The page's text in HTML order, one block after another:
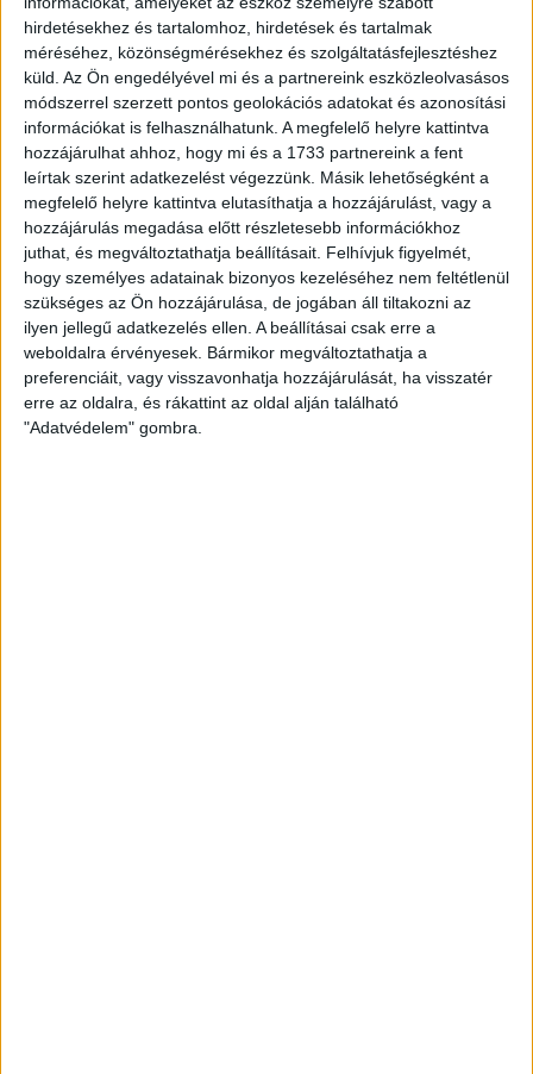
hirdetésekhez és tartalomhoz, hirdetések és tartalmak
méréséhez, közönségmérésekhez és szolgáltatásfejlesztéshez
küld. Az Ön engedélyével mi és a partnereink eszközleolvasásos
módszerrel szerzett pontos geolokációs adatokat és azonosítási
információkat is felhasználhatunk. A megfelelő helyre kattintva
hozzájárulhat ahhoz, hogy mi és a 1733 partnereink a fent
leírtak szerint adatkezelést végezzünk. Másik lehetőségként a
megfelelő helyre kattintva elutasíthatja a hozzájárulást, vagy a
hozzájárulás megadása előtt részletesebb információkhoz
juthat, és megváltoztathatja beállításait. Felhívjuk figyelmét,
hogy személyes adatainak bizonyos kezeléséhez nem feltétlenül
szükséges az Ön hozzájárulása, de jogában áll tiltakozni az
ilyen jellegű adatkezelés ellen. A beállításai csak erre a
weboldalra érvényesek. Bármikor megváltoztathatja a
preferenciáit, vagy visszavonhatja hozzájárulását, ha visszatér
erre az oldalra, és rákattint az oldal alján található
"Adatvédelem" gombra.
egyszerű halandó számára nem érthető módon,
magasabb célok mentén összehangolt szándékok
lennének.
Nélküled nincsenek sztorik.
BANKKÁRTYA ÁTUTALÁS PAYPAL
1% ÍGY IS TÁMOGATHATSZ
Támogasd a munkánkat bankkártyás